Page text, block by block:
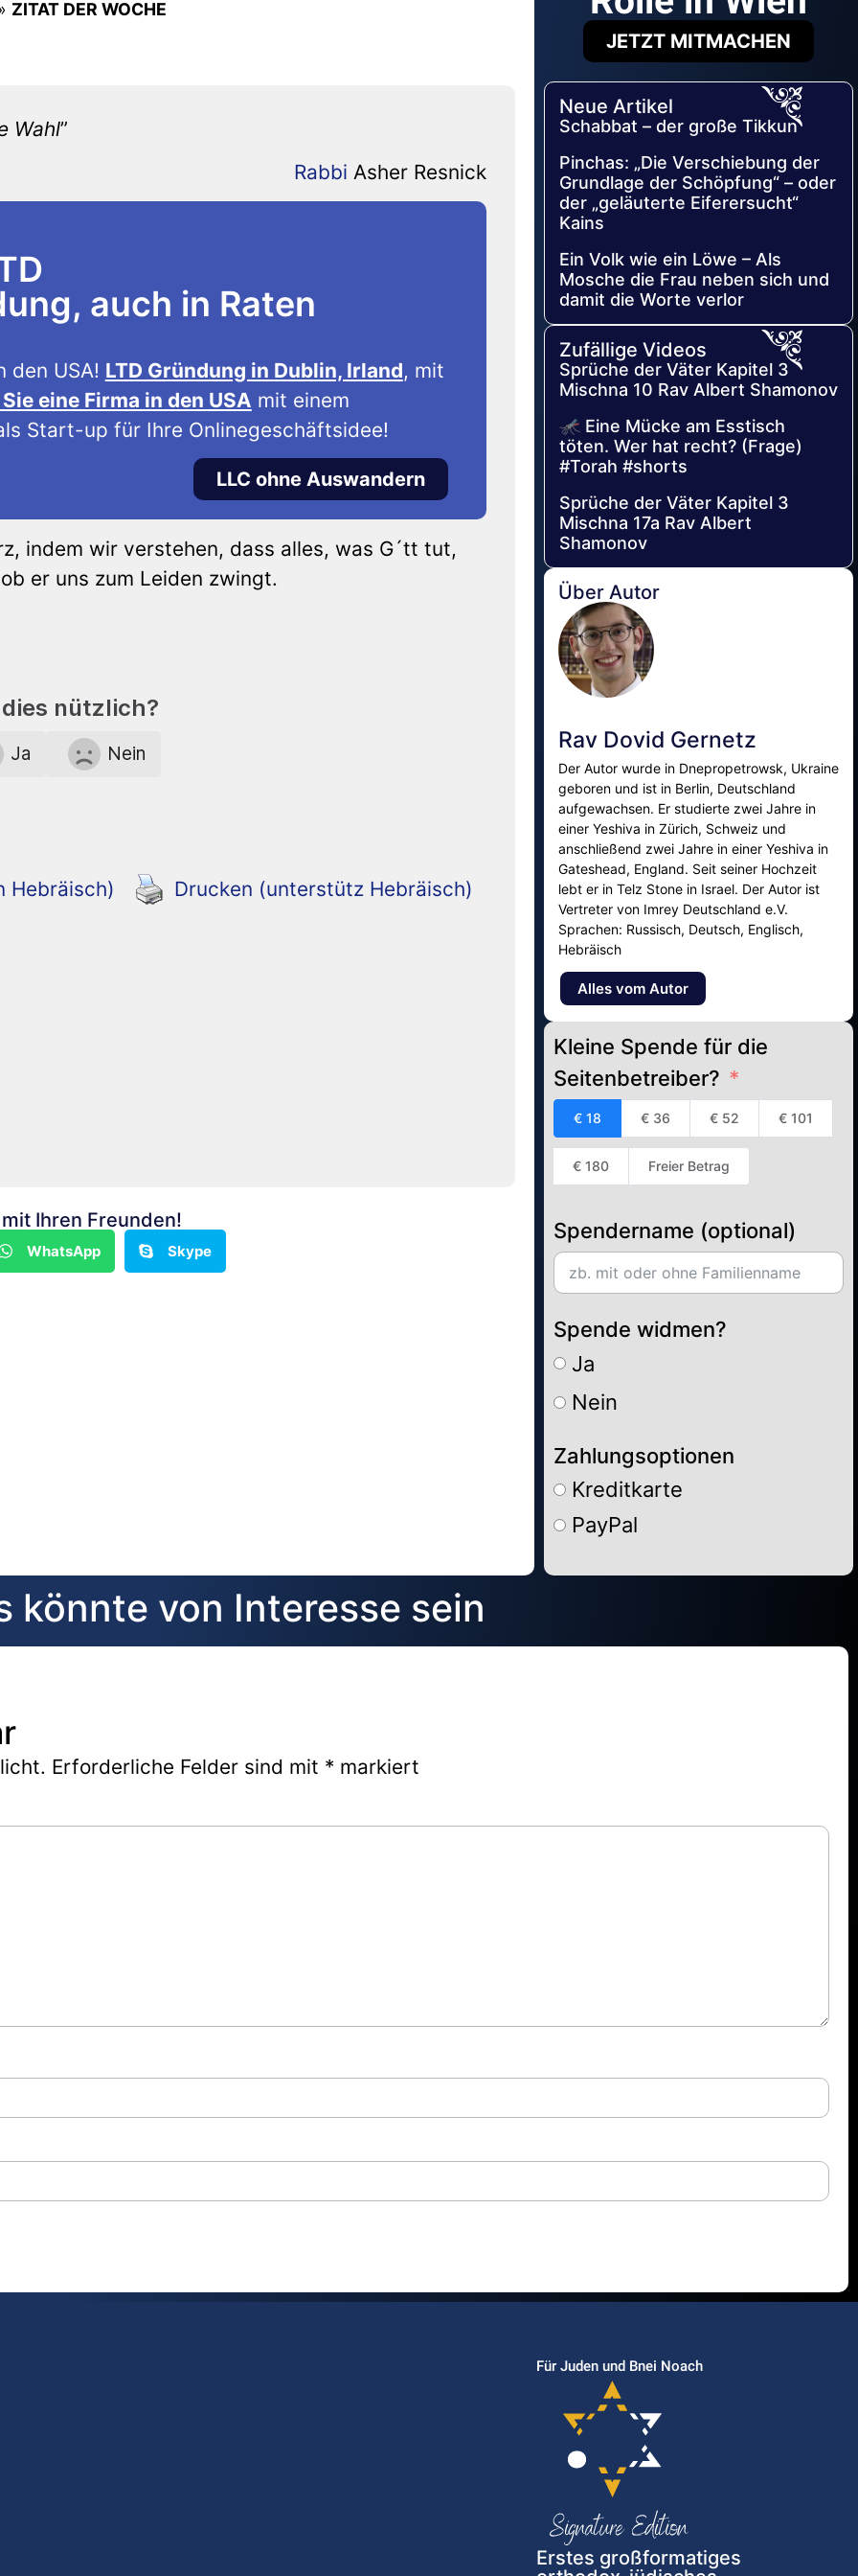
ZITAT DER WOCHE
Wahl”
Rabbi Asher Resnick
auch in Raten
den USA! LTD Gründung in Dublin, Irland, mit
eine Firma in den USA mit einem
Start-up für Ihre Onlinegeschäftsidee!
LLC ohne Auswandern
indem wir verstehen, dass alles, was G´tt tut,
er uns zum Leiden zwingt.
nützlich?
Ja Nein
Hebräisch) Drucken (unterstütz Hebräisch)
Ihren Freunden!
WhatsApp Skype
JETZT MITMACHEN
Neue Artikel
Schabbat – der große Tikkun
Pinchas: „Die Verschiebung der
Grundlage der Schöpfung“ – oder
der „geläuterte Eiferersucht“
Kains
Ein Volk wie ein Löwe – Als
Mosche die Frau neben sich und
damit die Worte verlor
Zufällige Videos
Sprüche der Väter Kapitel 3
Mischna 10 Rav Albert Shamonov
🦟 Eine Mücke am Esstisch
töten. Wer hat recht? (Frage)
#Torah #shorts
Sprüche der Väter Kapitel 3
Mischna 17a Rav Albert
Shamonov
Über Autor
Rav Dovid Gernetz
Der Autor wurde in Dnepropetrowsk, Ukraine
geboren und ist in Berlin, Deutschland
aufgewachsen. Er studierte zwei Jahre in
einer Yeshiva in Zürich, Schweiz und
anschließend zwei Jahre in einer Yeshiva in
Gateshead, England. Seit seiner Hochzeit
lebt er in Telz Stone in Israel. Der Autor ist
Vertreter von Imrey Deutschland e.V.
Sprachen: Russisch, Deutsch, Englisch,
Hebräisch
Alles vom Autor
Kleine Spende für die
Seitenbetreiber?
€ 18 € 36 € 52 € 101
€ 180 Freier Betrag
Spendername (optional)
Spende widmen?
Ja
Nein
Zahlungsoptionen
Kreditkarte
PayPal
Alternative:
könnte von Interesse sein
Erforderliche Felder sind mit * markiert
Für Juden und Bnei Noach
Erstes großformatiges